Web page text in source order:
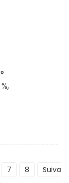
7 8 Suivant